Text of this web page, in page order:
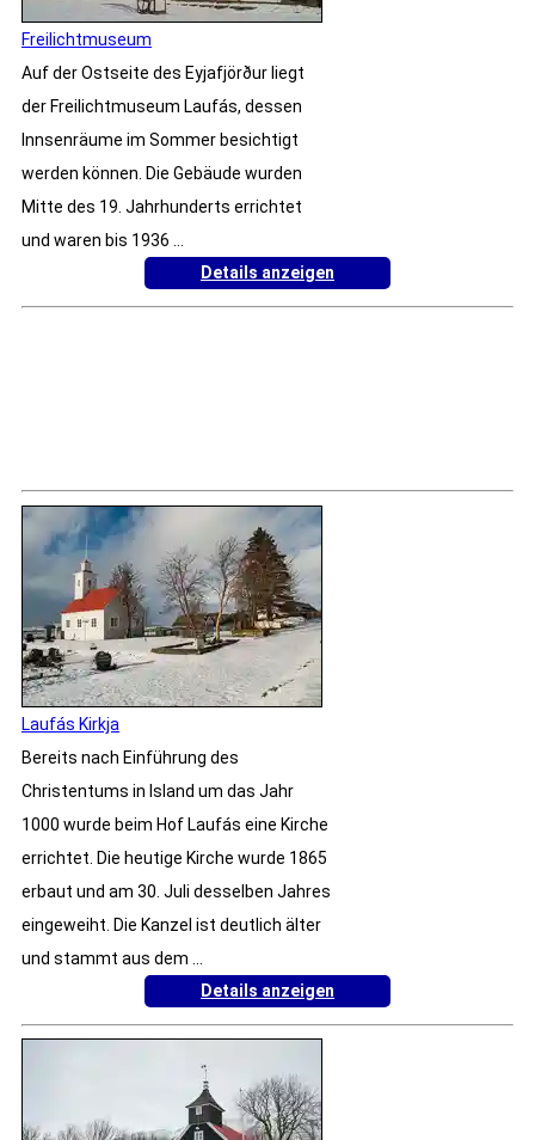
Freilichtmuseum
Auf der Ostseite des Eyjafjörður liegt
der Freilichtmuseum Laufás, dessen
Innsenräume im Sommer besichtigt
werden können. Die Gebäude wurden
Mitte des 19. Jahrhunderts errichtet
und waren bis 1936 ...
Details anzeigen
Laufás Kirkja
Bereits nach Einführung des
Christentums in Island um das Jahr
1000 wurde beim Hof Laufás eine Kirche
errichtet. Die heutige Kirche wurde 1865
erbaut und am 30. Juli desselben Jahres
eingeweiht. Die Kanzel ist deutlich älter
und stammt aus dem ...
Details anzeigen